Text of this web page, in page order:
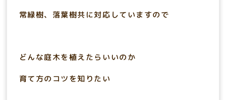
常緑樹、落葉樹共に対応していますので
どんな庭木を植えたらいいのか
育て方のコツを知りたい